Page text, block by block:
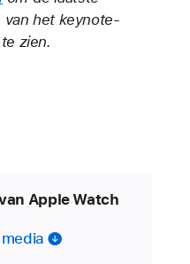
van het keynote-
zien.
Apple Watch